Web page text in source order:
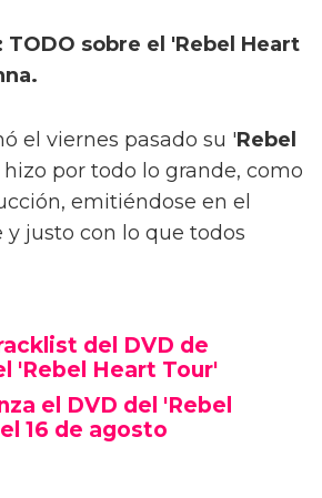
TODO sobre el 'Rebel Heart
el viernes pasado su 'Rebel
hizo por todo lo grande, como
emitiéndose en el
justo con lo que todos
del DVD de
'Rebel Heart Tour'
el DVD del 'Rebel
16 de agosto